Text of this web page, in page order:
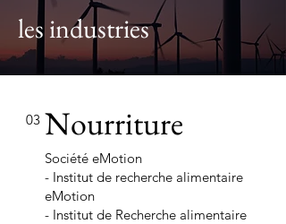
les industries
03 Nourriture
Société eMotion
- Institut de recherche alimentaire
eMotion
- Institut de Recherche alimentaire